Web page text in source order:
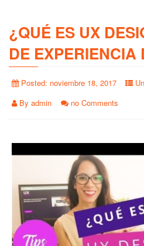
¿QUÉ ES UX
DE EXPERIENCIA
Posted: noviembre 18, 2017
By admin no Comments